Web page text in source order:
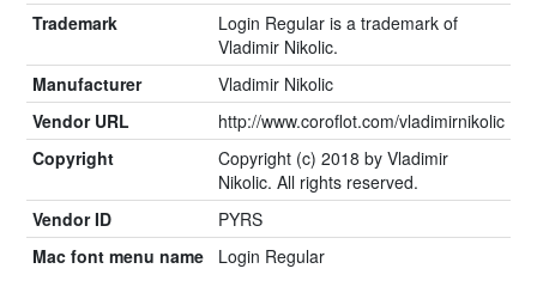
Trademark
Login Regular is a trademark of
Vladimir Nikolic.
Manufacturer
Vladimir Nikolic
Vendor URL
http://www.coroflot.com/vladimirnikolic
Copyright
Copyright (c) 2018 by Vladimir
Nikolic. All rights reserved.
Vendor ID
PYRS
Mac font menu name
Login Regular